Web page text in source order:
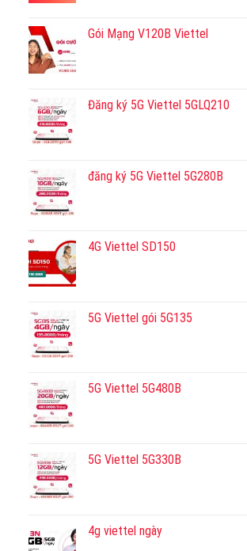
Gói Mạng V120B Viettel
Đăng ký 5G Viettel 5GLQ210
đăng ký 5G Viettel 5G280B
4G Viettel SD150
5G Viettel gói 5G135
5G Viettel 5G480B
5G Viettel 5G330B
4g viettel ngày